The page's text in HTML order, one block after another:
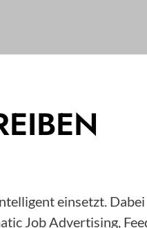
einsetzt.
Job Advertising,